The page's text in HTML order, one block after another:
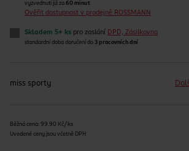
vyzvednutí již za 60 minut
Ověřit dostupnost v prodejně ROSSMANN
Skladem 5+ ks pro zaslání DPD, Zásilkovna
standardní doba doručení do 3 pracovních dní
miss sporty
Běžná cena: 99.90 Kč/ks
Uvedené ceny jsou včetně DPH